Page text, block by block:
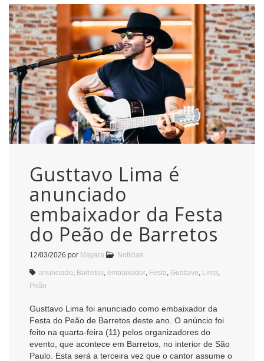
Gusttavo Lima é
anunciado
embaixador da Festa
do Peão de Barretos
12/03/2026 por Mayara Notícias
anunciado Barretos embaixador Festa Gusttavo Lima
Peão
Gusttavo Lima foi anunciado como embaixador da
Festa do Peão de Barretos deste ano. O anúncio foi
feito na quarta-feira (11) pelos organizadores do
evento, que acontece em Barretos , no interior de São
Paulo . Esta será a terceira vez que o cantor assume o